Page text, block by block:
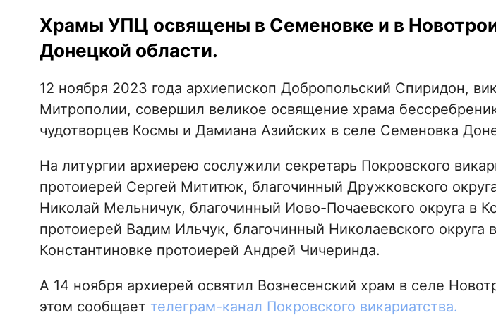
Храмы УПЦ освящены в Семеновке и в
Донецкой области.
12 ноября 2023 года архиепископ Добропольский Спиридон,
Митрополии, совершил великое освящение храма
чудотворцев Космы и Дамиана Азийских в селе Семеновка
На литургии архиерею сослужили секретарь Покровского
протоиерей Сергей Мититюк, благочинный Дружковского
Николай Мельничук, благочинный Иово-Почаевского округа в
протоиерей Вадим Ильчук, благочинный Николаевского округа в
Константиновке протоиерей Андрей Чичеринда.
А 14 ноября архиерей освятил Вознесенский храм в селе
этом сообщает телеграм-канал Покровского викариатства.